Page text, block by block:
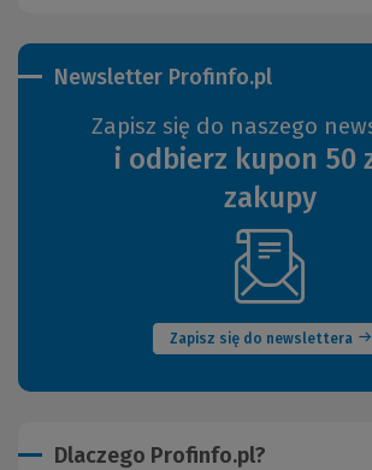
Newsletter Profinfo.pl
Zapisz się do naszego
i odbierz kupon 50
zakupy
Zapisz się do newslettera
(Nowe
okno)
Dlaczego Profinfo.pl?